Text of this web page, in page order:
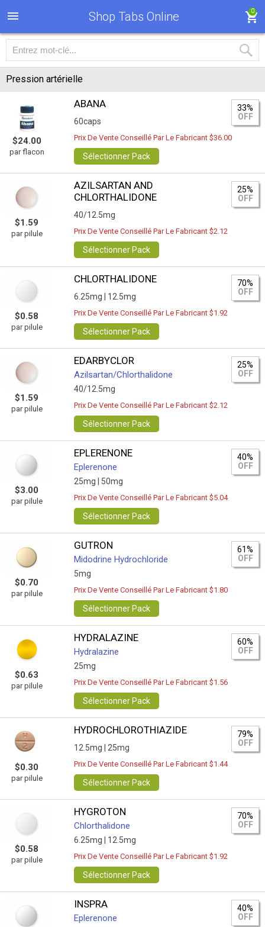
Shop Tabs Online 0
Pression artérielle
$24.00
par flacon
ABANA
60caps
33%
OFF
Prix De Vente Conseillé Par Le Fabricant $36.00
Sélectionner Pack
$1.59
par pilule
AZILSARTAN AND
CHLORTHALIDONE
40/12.5mg
25%
OFF
Prix De Vente Conseillé Par Le Fabricant $2.12
Sélectionner Pack
$0.58
par pilule
CHLORTHALIDONE
6.25mg | 12.5mg
70%
OFF
Prix De Vente Conseillé Par Le Fabricant $1.92
Sélectionner Pack
$1.59
par pilule
EDARBYCLOR
Azilsartan/Сhlorthalidone
40/12.5mg
25%
OFF
Prix De Vente Conseillé Par Le Fabricant $2.12
Sélectionner Pack
$3.00
par pilule
EPLERENONE
Eplerenone
25mg | 50mg
40%
OFF
Prix De Vente Conseillé Par Le Fabricant $5.04
Sélectionner Pack
$0.70
par pilule
GUTRON
Midodrine Hydrochloride
5mg
61%
OFF
Prix De Vente Conseillé Par Le Fabricant $1.80
Sélectionner Pack
$0.63
par pilule
HYDRALAZINE
Hydralazine
25mg
60%
OFF
Prix De Vente Conseillé Par Le Fabricant $1.56
Sélectionner Pack
$0.30
par pilule
HYDROCHLOROTHIAZIDE
12.5mg | 25mg
79%
OFF
Prix De Vente Conseillé Par Le Fabricant $1.44
Sélectionner Pack
$0.58
par pilule
HYGROTON
Chlorthalidone
6.25mg | 12.5mg
70%
OFF
Prix De Vente Conseillé Par Le Fabricant $1.92
Sélectionner Pack
INSPRA
Eplerenone
40%
OFF